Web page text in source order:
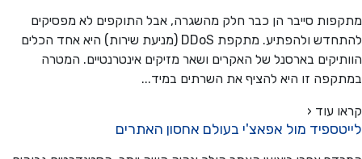
סייבר הן כבר חלק מהשגרה, אבל התוקפים לא מפסיקים
להתחדש ולהפתיע. מתקפת DDoS (מניעת שירות) היא אחד הכלים
בארסנל של האקרים ושאר מזיקים אינטרנטיים. המטרה
זו היא להציף את השרתים במיד...
עוד ‹
מול אפאצ'י בעולם אחסון האתרים